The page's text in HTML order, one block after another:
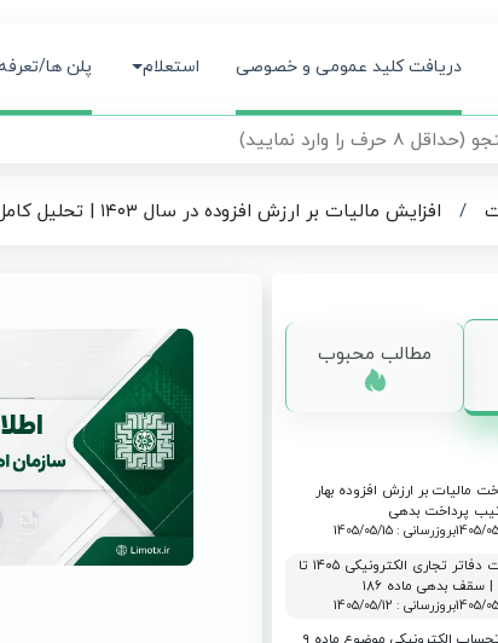
دریافت کلید عمومی و خصوصی استعلام پلن ها/تعرفه
/ افزایش مالیات بر ارزش افزوده در سال ۱۴۰۳ | تحلیل کامل، تکالیف مودیان و راهکار ارسال بدون خطا
مطالب محبوب
مالیات بر ارزش افزوده بهار
بروزرسانی : 1405/05/15
تمدید مهلت دفاتر تجاری الکترونیکی ۱۴۰۵ تا
بروزرسانی : 1405/05/12